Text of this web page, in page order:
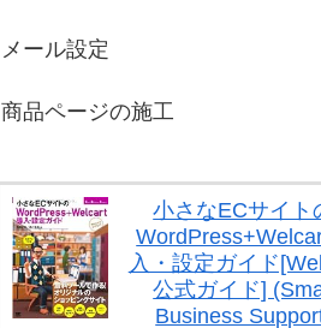
メール設定
商品ページの施工
小さなECサイト
入・設定ガイド
公式ガイド]
Business